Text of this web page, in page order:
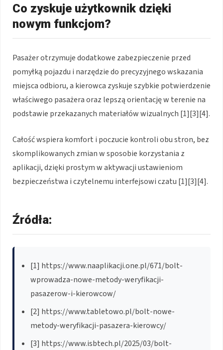
Co zyskuje użytkownik dzięki
nowym funkcjom?
Pasażer otrzymuje dodatkowe zabezpieczenie przed
pomyłką pojazdu i narzędzie do precyzyjnego wskazania
miejsca odbioru, a kierowca zyskuje szybkie potwierdzenie
właściwego pasażera oraz lepszą orientację w terenie na
podstawie przekazanych materiałów wizualnych [1][3][4].
Całość wspiera komfort i poczucie kontroli obu stron, bez
skomplikowanych zmian w sposobie korzystania z
aplikacji, dzięki prostym w aktywacji ustawieniom
bezpieczeństwa i czytelnemu interfejsowi czatu [1][3][4].
Źródła:
[1] https://www.naaplikacji.one.pl/671/bolt-
wprowadza-nowe-metody-weryfikacji-
pasazerow-i-kierowcow/
[2] https://www.tabletowo.pl/bolt-nowe-
metody-weryfikacji-pasazera-kierowcy/
[3] https://www.isbtech.pl/2025/03/bolt-